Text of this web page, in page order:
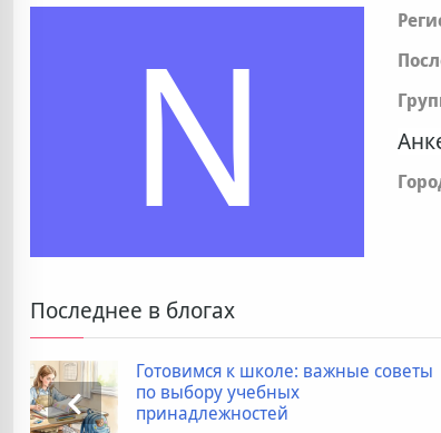
N
Последнее в блогах
важные советы
покупке